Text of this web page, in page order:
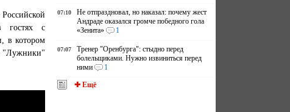
гостях с
в котором
"Лужники"
07:10
Не отпраздновал, но наказал: почему жест
Андраде оказался громче победного гола
«Зенита»
1
07:07
Тренер "Оренбурга": стыдно перед
болельщиками. Нужно извиниться перед
ними
1
✚ Ещё